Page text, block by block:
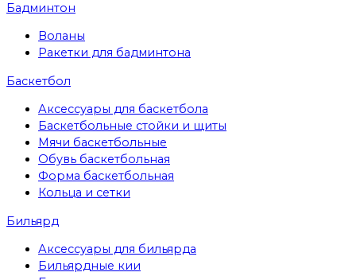
Бадминтон
Воланы
Ракетки для бадминтона
Баскетбол
Аксессуары для баскетбола
Баскетбольные стойки и щиты
Мячи баскетбольные
Обувь баскетбольная
Форма баскетбольная
Кольца и сетки
Бильярд
Аксессуары для бильярда
Бильярдные кии